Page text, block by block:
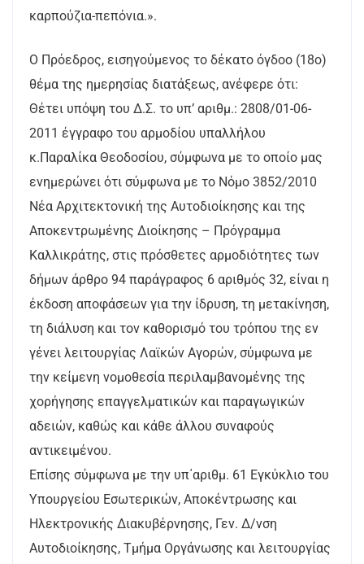
καρπούζια-πεπόνια.».
Ο Πρόεδρος, εισηγούμενος το δέκατο όγδοο (18o)
θέμα της ημερησίας διατάξεως, ανέφερε ότι:
Θέτει υπόψη του Δ.Σ. το υπ’ αριθμ.: 2808/01-06-
2011 έγγραφο του αρμοδίου υπαλλήλου
κ.Παραλίκα Θεοδοσίου, σύμφωνα με το οποίο μας
ενημερώνει ότι σύμφωνα με το Νόμο 3852/2010
Νέα Αρχιτεκτονική της Αυτοδιοίκησης και της
Αποκεντρωμένης Διοίκησης – Πρόγραμμα
Καλλικράτης, στις πρόσθετες αρμοδιότητες των
δήμων άρθρο 94 παράγραφος 6 αριθμός 32, είναι η
έκδοση αποφάσεων για την ίδρυση, τη μετακίνηση,
τη διάλυση και τον καθορισμό του τρόπου της εν
γένει λειτουργίας Λαϊκών Αγορών, σύμφωνα με
την κείμενη νομοθεσία περιλαμβανομένης της
χορήγησης επαγγελματικών και παραγωγικών
αδειών, καθώς και κάθε άλλου συναφούς
αντικειμένου.
Επίσης σύμφωνα με την υπ΄αριθμ. 61 Εγκύκλιο του
Υπουργείου Εσωτερικών, Αποκέντρωσης και
Ηλεκτρονικής Διακυβέρνησης, Γεν. Δ/νση
Αυτοδιοίκησης, Τμήμα Οργάνωσης και λειτουργίας